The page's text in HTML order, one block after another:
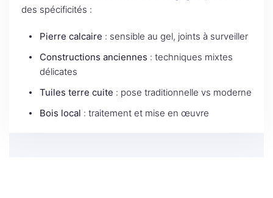
des spécificités :
Pierre calcaire : sensible au gel, joints à surveiller
Constructions anciennes : techniques mixtes
délicates
Tuiles terre cuite : pose traditionnelle vs moderne
Bois local : traitement et mise en œuvre